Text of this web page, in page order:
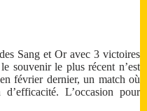
Sang et Or avec 3 victoires
souvenir le plus récent n’est
février dernier, un match où
L’occasion pour